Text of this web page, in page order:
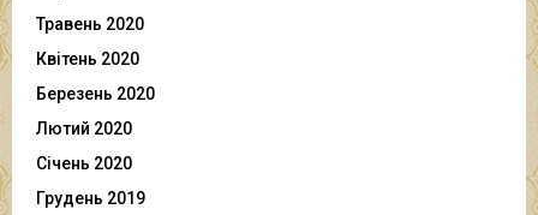
Травень 2020
Квітень 2020
Березень 2020
Лютий 2020
Січень 2020
Грудень 2019